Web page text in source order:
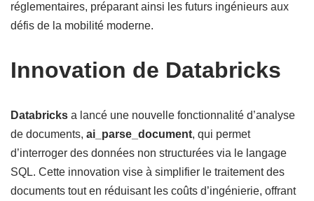
réglementaires, préparant ainsi les futurs ingénieurs aux
défis de la mobilité moderne.
Innovation de Databricks
Databricks a lancé une nouvelle fonctionnalité d’analyse
de documents, ai_parse_document, qui permet
d’interroger des données non structurées via le langage
SQL. Cette innovation vise à simplifier le traitement des
documents tout en réduisant les coûts d’ingénierie, offrant